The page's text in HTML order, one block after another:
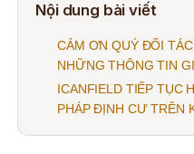
Nội dung bài viết
CẢM ƠN QUÝ ĐỐI
NHỮNG THÔNG TIN
ICANFIELD TIẾP TỤC
PHÁP ĐỊNH CƯ TRÊN